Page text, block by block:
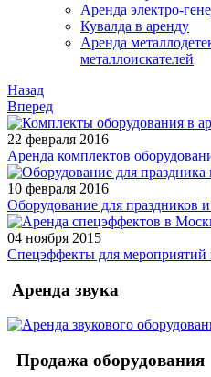
Аренда электро-
Кувалда в аренду
Аренда
металлоискателей
Назад
Вперед
22 февраля 2016
Аренда комплектов
10 февраля 2016
Оборудование для праздников
04 ноября 2015
Спецэффекты для мероприятий
Аренда звука
Продажа оборудования